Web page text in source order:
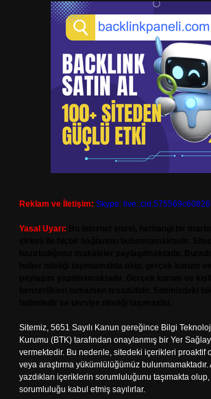
Reklam ve İletişim: Skype:
Yasal Uyarı:
Sitemiz, 5651 Sayılı Kanun gereğince Bilgi
Kurumu (BTK) tarafından onaylanmış bir Yer
vermektedir. Bu nedenle, sitedeki içerikleri proaktif
veya araştırma yükümlülüğümüz
yazdıkları içeriklerin sorumluluğunu taşımakta
sorumluluğu kabul etmiş sayılırlar.